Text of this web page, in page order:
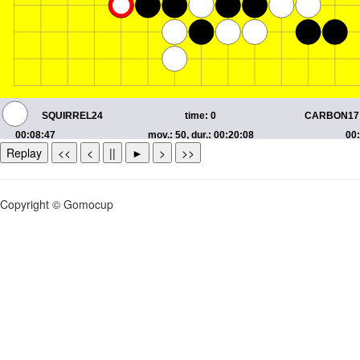
Replay << < || ► > >>
Copyright © Gomocup